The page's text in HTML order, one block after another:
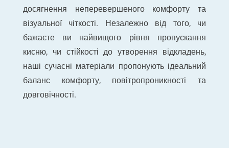
досягнення неперевершеного комфорту та
візуальної чіткості. Незалежно від того, чи
бажаєте ви найвищого рівня пропускання
кисню, чи стійкості до утворення відкладень,
наші сучасні матеріали пропонують ідеальний
баланс комфорту, повітропроникності та
довговічності.